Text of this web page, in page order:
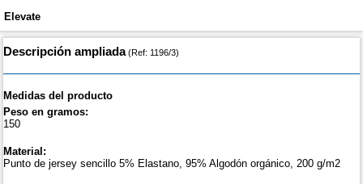
Elevate
Descripción ampliada(Ref: 1196/3)
Medidas del producto
Peso en gramos:
150
Material:
Punto de jersey sencillo 5% Elastano, 95% Algodón orgánico, 200 g/m2